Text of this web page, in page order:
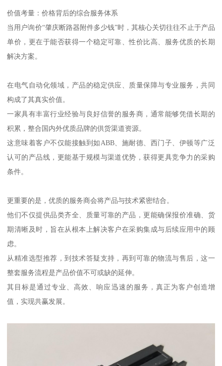
价值考量：价格背后的综合服务体系
当用户询价“肇庆断路器附件多少钱”时，其核心关切往往不止于产品
单价，更在于能否获得一个稳定可靠、性价比高、服务优质的长期
解决方案。
在电气自动化领域，产品的稳定供应、质量保障与专业服务，共同
构成了其真实价值。
一家具有丰富行业经验与良好信誉的服务商，通常能够凭借长期的
积累，整合国内外优质品牌的供货渠道资源。
这意味着客户不仅能接触到如ABB、施耐德、西门子、伊顿等广泛
认可的产品线，更能基于规模与渠道优势，获得更具竞争力的采购
条件。
更重要的是，优质的服务商会将产品与技术紧密结合。
他们不仅提供品类齐全、质量可靠的产品，更能确保报价准确、货
期清晰及时，旨在从根本上解决客户在采购集成与后续应用中的顾
虑。
从精准选型推荐，到技术答疑支持，再到可靠的物流与售后，这一
整套服务流程是产品价值不可或缺的延伸。
其目标是通过专业、高效、响应迅速的服务，真正为客户创造增
值，实现共赢发展。